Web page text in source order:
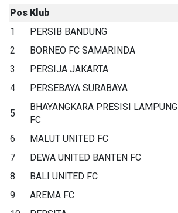
Pos Klub
1
PERSIB BANDUNG
2
BORNEO FC SAMARINDA
3
PERSIJA JAKARTA
4
PERSEBAYA SURABAYA
5
BHAYANGKARA PRESISI LAMPUNG
FC
6 MALUT UNITED FC
7
DEWA UNITED BANTEN FC
8
BALI UNITED FC
9
AREMA FC